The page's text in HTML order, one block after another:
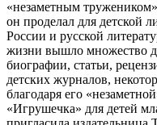
«незаметным
он проделал для детской
России и русской
жизни вышло множество
биографии, статьи,
детских журналов,
благодаря его
«Игрушечка» для детей